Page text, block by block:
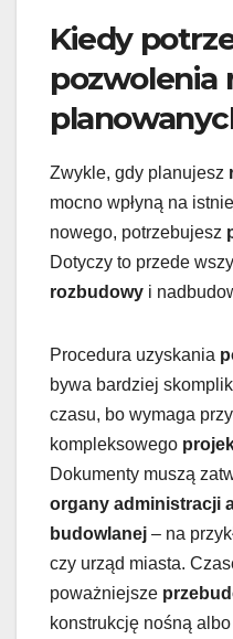
Kiedy
pozwolenia
Zwykle, gdy planujesz
mocno wpłyną na
nowego, potrzebujesz
Dotyczy to przede
rozbudowy i
Procedura uzyskania
bywa bardziej
czasu, bo wymaga
kompleksowego
Dokumenty muszą
organy administracji
budowlanej – na
czy urząd miasta.
poważniejsze
konstrukcję nośną